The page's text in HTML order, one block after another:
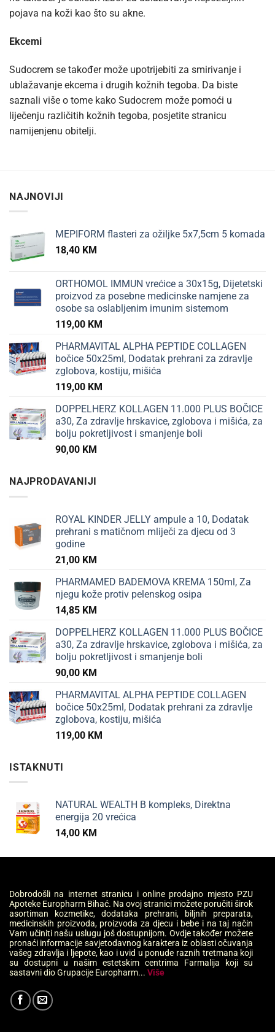
pojava na koži kao što su akne.
Ekcemi
Sudocrem se također može upotrijebiti za smirivanje i
ublažavanje ekcema i drugih kožnih tegoba. Da biste
saznali više o tome kako Sudocrem može pomoći u
liječenju različitih kožnih tegoba, posjetite stranicu
namijenjenu obitelji.
NAJNOVIJI
MEPIFORM flasteri za ožiljke 5x7,5cm 5 komada
18,40 KM
ORTHOMOL IMMUN vrećice a 30x15g, Dijetetski
proizvod za posebne medicinske namjene za
osobe sa oslabljenim imunim sistemom
119,00 KM
PHARMAVITAL ALPHA PEPTIDE COLLAGEN
bočice 50x25ml, Dodatak prehrani za zdravlje
zglobova, kostiju, mišića
119,00 KM
DOPPELHERZ KOLLAGEN 11.000 PLUS BOČICE
a30, Za zdravlje hrskavice, zglobova i mišića, za
bolju pokretljivost i smanjenje boli
90,00 KM
NAJPRODAVANIJI
ROYAL KINDER JELLY ampule a 10, Dodatak
prehrani s matičnom mliječi za djecu od 3
godine
21,00 KM
PHARMAMED BADEMOVA KREMA 150ml, Za
njegu kože protiv pelenskog osipa
14,85 KM
DOPPELHERZ KOLLAGEN 11.000 PLUS BOČICE
a30, Za zdravlje hrskavice, zglobova i mišića, za
bolju pokretljivost i smanjenje boli
90,00 KM
PHARMAVITAL ALPHA PEPTIDE COLLAGEN
bočice 50x25ml, Dodatak prehrani za zdravlje
zglobova, kostiju, mišića
119,00 KM
ISTAKNUTI
NATURAL WEALTH B kompleks, Direktna
energija 20 vrećica
14,00 KM
Dobrodošli na internet stranicu i online prodajno mjesto PZU
Apoteke Europharm Bihać. Na ovoj stranici možete poručiti širok
asortiman kozmetike, dodataka prehrani, biljnih preparata,
medicinskih proizvoda, proizvoda za djecu i bebe i na taj način
Vam učiniti našu uslugu još dostupnijom. Ovdje također možete
pronaći informacije savjetodavnog karaktera iz oblasti očuvanja
vašeg zdravlja i ljepote, kao i uvid u ponude raznih tretmana koji
su dostupni u našim estetskim centrima Farmalija koji su
sastavni dio Grupacije Europharm... Više